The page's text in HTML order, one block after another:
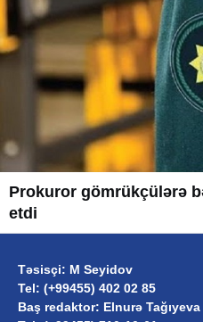
Prokuror gömrükçülərə
etdi
Təsisçi: M Seyidov
Tel: (+99455) 402 02 85
Baş redaktor: Elnurə Tağıyeva